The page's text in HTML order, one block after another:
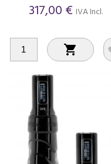
317,00 € IVA Incl.
